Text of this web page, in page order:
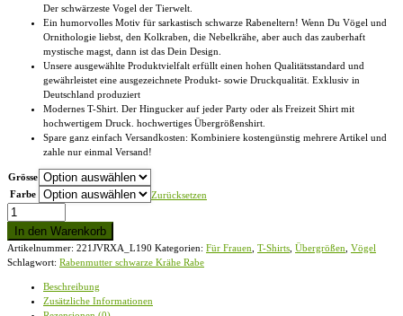
Der schwärzeste Vogel der Tierwelt.
Ein humorvolles Motiv für sarkastisch schwarze Rabeneltern! Wenn Du Vögel und
Ornithologie liebst, den Kolkraben, die Nebelkrähe, aber auch das zauberhaft
mystische magst, dann ist das Dein Design.
Unsere ausgewählte Produktvielfalt erfüllt einen hohen Qualitätsstandard und
gewährleistet eine ausgezeichnete Produkt- sowie Druckqualität. Exklusiv in
Deutschland produziert
Modernes T-Shirt. Der Hingucker auf jeder Party oder als Freizeit Shirt mit
hochwertigem Druck. hochwertiges Übergrößenshirt.
Spare ganz einfach Versandkosten: Kombiniere kostengünstig mehrere Artikel und
zahle nur einmal Versand!
Grösse
Farbe
Zurücksetzen
Rabenmutter
schwarze
Krähe
Rabe
-
Übergrößenshirt
In den Warenkorb
Artikelnummer: 221JVRXA_L190 Kategorien: Für Frauen T-Shirts Übergrößen Vögel
Schlagwort: Rabenmutter schwarze Krähe Rabe
Beschreibung
Zusätzliche Informationen